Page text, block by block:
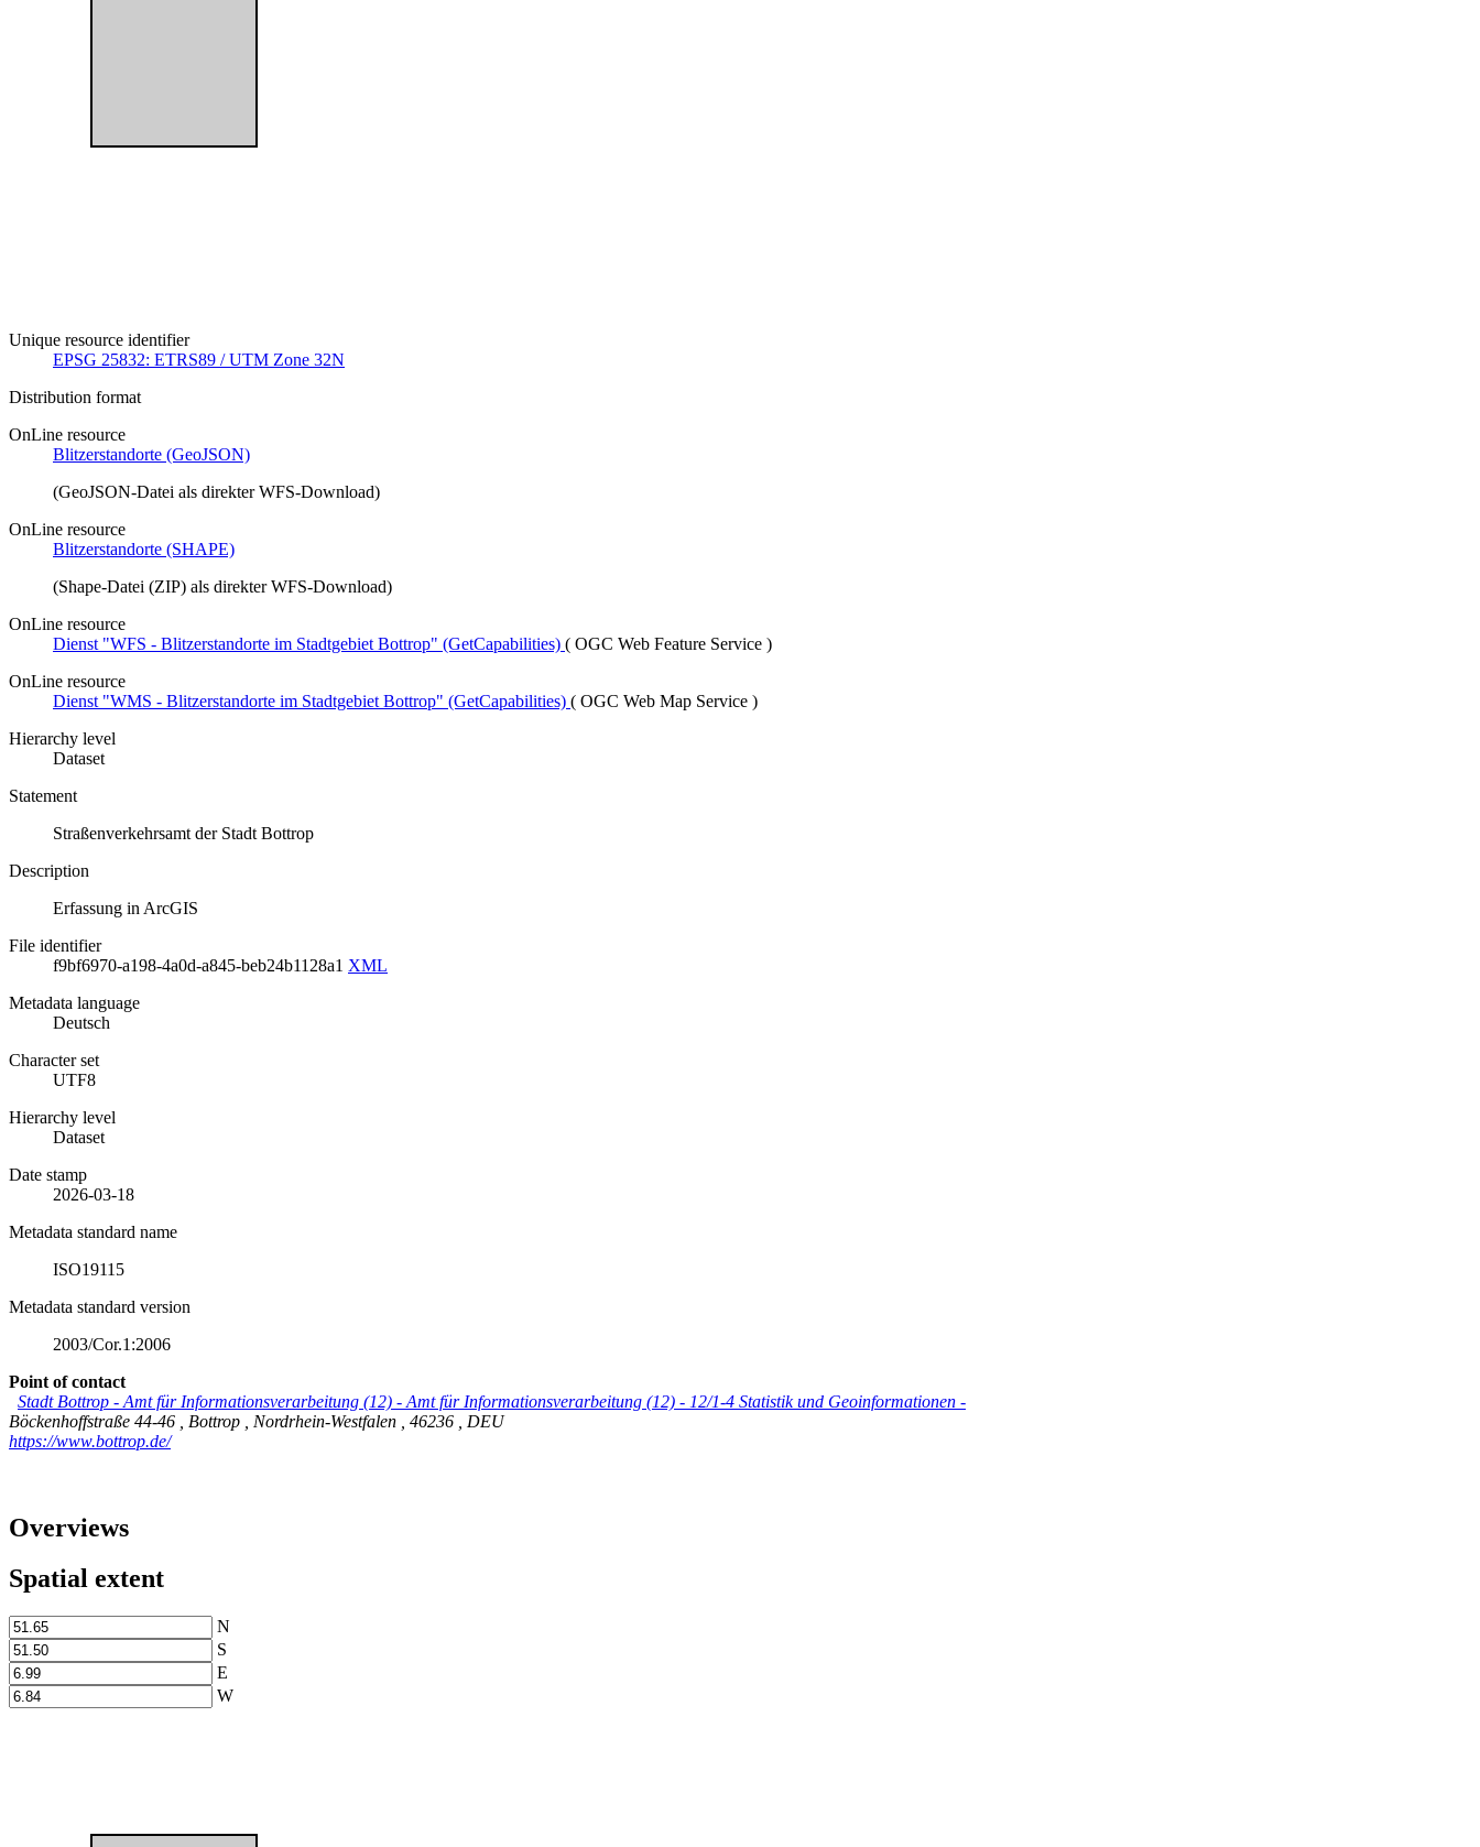
Unique resource identifier
EPSG 25832: ETRS89 / UTM Zone 32N
Distribution format
OnLine resource
Blitzerstandorte (GeoJSON)
(GeoJSON-Datei als direkter WFS-Download)
OnLine resource
Blitzerstandorte (SHAPE)
(Shape-Datei (ZIP) als direkter WFS-Download)
OnLine resource
Dienst "WFS - Blitzerstandorte im Stadtgebiet Bottrop" (GetCapabilities) ( OGC Web Feature Service )
OnLine resource
Dienst "WMS - Blitzerstandorte im Stadtgebiet Bottrop" (GetCapabilities) ( OGC Web Map Service )
Hierarchy level
Dataset
Statement
Straßenverkehrsamt der Stadt Bottrop
Description
Erfassung in ArcGIS
File identifier
f9bf6970-a198-4a0d-a845-beb24b1128a1 XML
Metadata language
Deutsch
Character set
UTF8
Hierarchy level
Dataset
Date stamp
2026-03-18
Metadata standard name
ISO19115
Metadata standard version
2003/Cor.1:2006
Point of contact
Stadt Bottrop - Amt für Informationsverarbeitung (12) - Amt für Informationsverarbeitung (12) - 12/1-4 Statistik und Geoinformationen -
Böckenhoffstraße 44-46
Bottrop Nordrhein-Westfalen 46236
DEU
https://www.bottrop.de/
Overviews
Spatial extent
N
S
E
W